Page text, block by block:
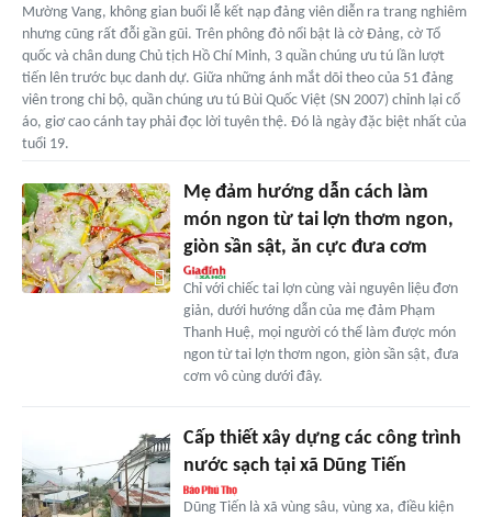
Mường Vang, không gian buổi lễ kết nạp đảng viên diễn ra trang nghiêm
nhưng cũng rất đỗi gần gũi. Trên phông đỏ nổi bật là cờ Đảng, cờ Tổ
quốc và chân dung Chủ tịch Hồ Chí Minh, 3 quần chúng ưu tú lần lượt
tiến lên trước bục danh dự. Giữa những ánh mắt dõi theo của 51 đảng
viên trong chi bộ, quần chúng ưu tú Bùi Quốc Việt (SN 2007) chỉnh lại cổ
áo, giơ cao cánh tay phải đọc lời tuyên thệ. Đó là ngày đặc biệt nhất của
tuổi 19.
Mẹ đảm hướng dẫn cách làm
món ngon từ tai lợn thơm ngon,
giòn sần sật, ăn cực đưa cơm
Chỉ với chiếc tai lợn cùng vài nguyên liệu đơn
giản, dưới hướng dẫn của mẹ đảm Phạm
Thanh Huệ, mọi người có thể làm được món
ngon từ tai lợn thơm ngon, giòn sần sật, đưa
cơm vô cùng dưới đây.
Cấp thiết xây dựng các công trình
nước sạch tại xã Dũng Tiến
Dũng Tiến là xã vùng sâu, vùng xa, điều kiện